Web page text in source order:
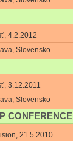
4.2.2012
Slovensko
3.12.2011
Slovensko
CONFERENCE
21.5.2010